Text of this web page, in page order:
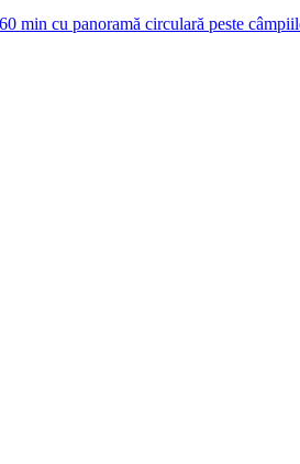
min cu panoramă circulară peste